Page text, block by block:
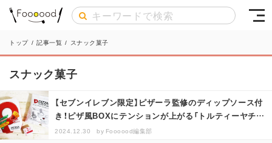
トップ / 記事一覧 / スナック菓子
スナック菓子
【セブンイレブン限定】ピザーラ監修のディップソース付
き！ピザ風BOXにテンションが上がる「トルティーヤチッ
プス クリーミーイタリア…
2024.12.30 by Foooood編集部